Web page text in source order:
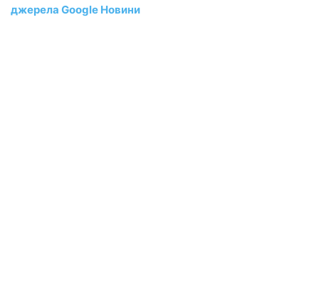
джерела Google Новини